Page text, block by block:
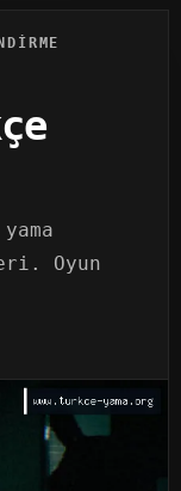
Oyun